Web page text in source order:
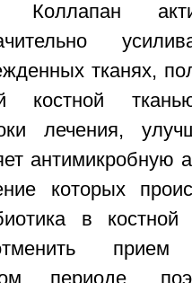
Коллапан
тканях,
костной
лечения,
антимикробную
которых
в